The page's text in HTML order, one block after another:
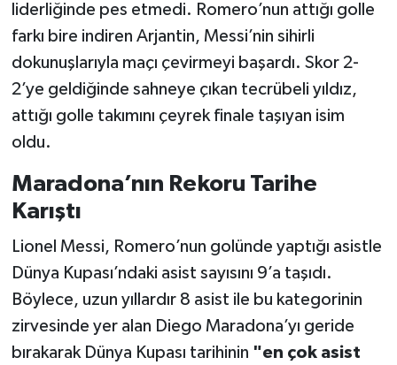
liderliğinde pes etmedi. Romero’nun attığı golle
farkı bire indiren Arjantin, Messi’nin sihirli
dokunuşlarıyla maçı çevirmeyi başardı. Skor 2-
2’ye geldiğinde sahneye çıkan tecrübeli yıldız,
attığı golle takımını çeyrek finale taşıyan isim
oldu.
Maradona’nın Rekoru Tarihe
Karıştı
Lionel Messi, Romero’nun golünde yaptığı asistle
Dünya Kupası’ndaki asist sayısını 9’a taşıdı.
Böylece, uzun yıllardır 8 asist ile bu kategorinin
zirvesinde yer alan Diego Maradona’yı geride
bırakarak Dünya Kupası tarihinin "en çok asist